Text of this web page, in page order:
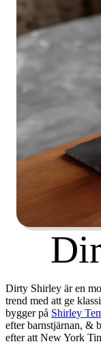
Dirty Shirley är en
trend med att ge
bygger på Shirley
efter barnstjärnan, &
efter att New York